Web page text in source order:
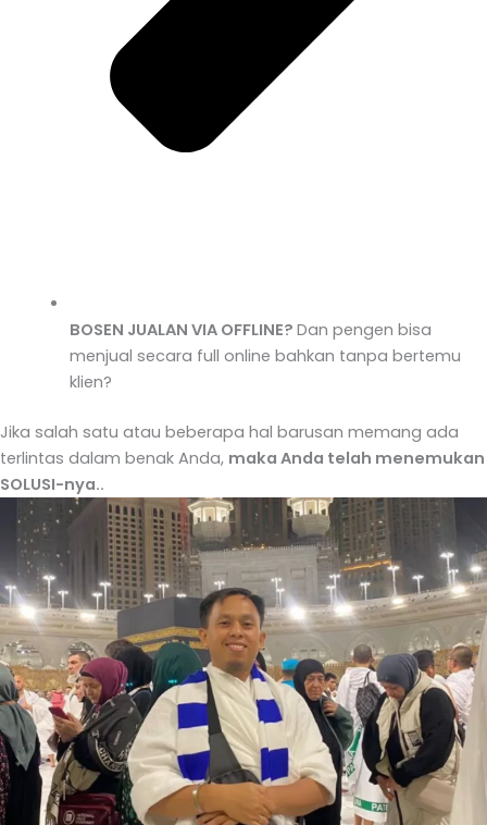
BOSEN JUALAN VIA OFFLINE? Dan pengen bisa
menjual secara full online bahkan tanpa bertemu
klien?
Jika salah satu atau beberapa hal barusan memang ada
terlintas dalam benak Anda, maka Anda telah menemukan
SOLUSI-nya..